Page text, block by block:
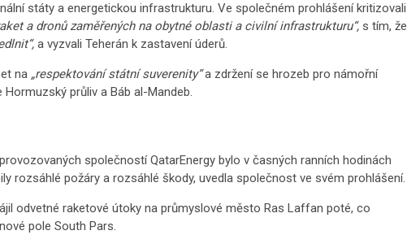
státy a energetickou infrastrukturu. Ve společném prohlášení kritizovali
a dronů zaměřených na obytné oblasti a civilní infrastrukturu“, s tím, že
a vyzvali Teherán k zastavení úderů.
na „respektování státní suverenity“a zdržení se hrozeb pro námořní
průliv a Báb al-Mandeb.
společností QatarEnergy bylo v časných ranních hodinách
rozsáhlé požáry a rozsáhlé škody, uvedla společnost ve svém prohlášení.
odvetné raketové útoky na průmyslové město Ras Laffan poté, co
pole South Pars.